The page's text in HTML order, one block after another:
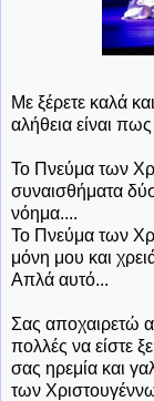
Με ξέρετε καλά
αλήθεια είναι
Το Πνεύμα των
συναισθήματα
νόημα....
Το Πνεύμα των
μόνη μου και
Απλά αυτό...
Σας αποχαιρετώ
πολλές να είστε
σας ηρεμία και
των